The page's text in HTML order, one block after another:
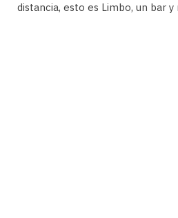
distancia, esto es Limbo, un bar